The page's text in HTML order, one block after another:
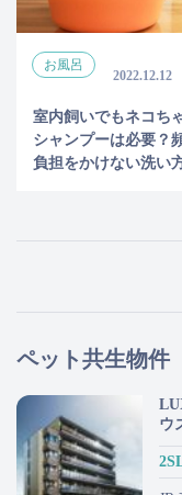
お風呂
2022.12.12
室内飼いでもネコち
シャンプーは必要？
負担をかけない洗い
ペット共生物件
ウ